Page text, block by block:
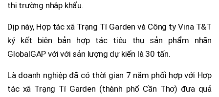
thị trường nhập khẩu.
Dịp này, Hợp tác xã Trạng Tí Garden và Công ty Vina T&T
ký kết biên bản hợp tác tiêu thụ sản phẩm nhãn
GlobalGAP với với sản lượng dự kiến là 30 tấn.
Là doanh nghiệp đã có thời gian 7 năm phối hợp với Hợp
tác xã Trạng Tí Garden (thành phố Cần Thơ) đưa quả